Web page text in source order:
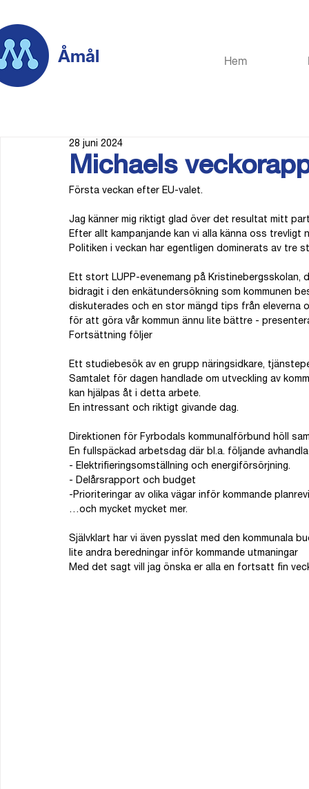
Åmål Hem
Michaels
28 juni 2024
Första veckan efter EU-valet.
Jag känner mig riktigt glad över det resultat mitt
Efter allt kampanjande kan vi alla känna oss
Politiken i veckan har egentligen dominerats av tre
Ett stort LUPP-evenemang på
bidragit i den enkätundersökning som kommunen
diskuterades och en stor mängd tips från eleverna
för att göra vår kommun ännu lite bättre -
Fortsättning följer
Ett studiebesök av en grupp näringsidkare,
Samtalet för dagen handlade om utveckling av
kan hjälpas åt i detta arbete.
En intressant och riktigt givande dag.
Direktionen för Fyrbodals kommunalförbund höll
En fullspäckad arbetsdag där bl.a. följande
- Elektrifieringsomställning och energiförsörjning.
- Delårsrapport och budget
-Prioriteringar av olika vägar inför kommande
…och mycket mycket mer.
Självklart har vi även pysslat med den kommunala
lite andra beredningar inför kommande utmaningar
Med det sagt vill jag önska er alla en fortsatt fin